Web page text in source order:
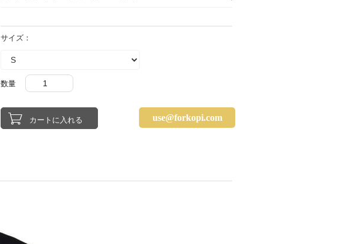
サイズ：
数量
use@forkopi.com